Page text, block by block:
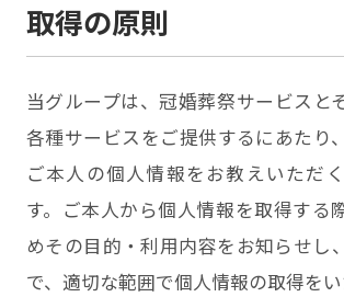
取得の原則
当グループは、冠婚葬祭サービスと
各種サービスをご提供するにあたり
ご本人の個人情報をお教えいただ
す。ご本人から個人情報を取得する
めその目的・利用内容をお知らせし
で、適切な範囲で個人情報の取得をい